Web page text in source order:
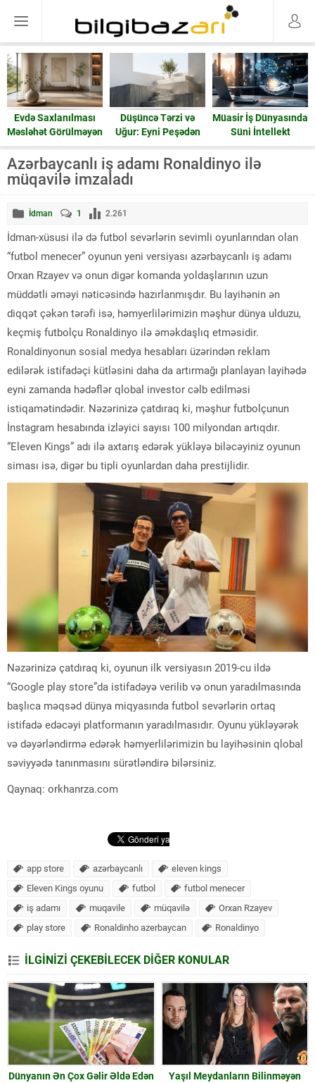
Evdə Saxlanılması
Məsləhət Görülməyən
15 Əşya: Enerji və
Ruzi
Düşüncə Tərzi və
Uğur: Eyni Peşədən
Fərqli Nəticələrə
Gedən Yol
Müasir İş Dünyasında
Süni İntellekt
Azərbaycanlı iş adamı Ronaldinyo ilə
müqavilə imzaladı
İdman 1 2.261
İdman-xüsusi ilə də futbol sevərlərin sevimli oyunlarından olan
“futbol menecer” oyunun yeni versiyası azərbaycanlı iş adamı
Orxan Rzayev və onun digər komanda yoldaşlarının uzun
müddətli əməyi nəticəsində hazırlanmışdır. Bu layihənin ən
diqqət çəkən tərəfi isə, həmyerlilərimizin məşhur dünya ulduzu,
keçmiş futbolçu Ronaldinyo ilə əməkdaşlıq etməsidir.
Ronaldinyonun sosial medya hesabları üzərindən reklam
edilərək istifadəçi kütləsini daha da artırmağı planlayan layihədə
eyni zamanda hədəflər qlobal investor cəlb edilməsi
istiqamətindədir. Nəzərinizə çatdıraq ki, məşhur futbolçunun
İnstagram hesabında izləyici sayısı 100 milyondan artıqdır.
“Eleven Kings” adı ilə axtarış edərək yükləyə biləcəyiniz oyunun
siması isə, digər bu tipli oyunlardan daha prestijlidir.
Nəzərinizə çatdıraq ki, oyunun ilk versiyasın 2019-cu ildə
“Google play store”da istifadəyə verilib və onun yaradılmasında
başlıca məqsəd dünya miqyasında futbol sevərlərin ortaq
istifadə edəcəyi platformanın yaradılmasıdır. Oyunu yükləyərək
və dəyərləndirmə edərək həmyerlilərimizin bu layihəsinin qlobal
səviyyədə tanınmasını sürətləndirə bilərsiniz.
Qaynaq: orkhanrza.com
app store azərbaycanlı
eleven kings
Eleven Kings oyunu
futbol
futbol menecer
iş adamı
muqavile müqavilə
Orxan Rzayev
play store
Ronaldinho azerbaycan Ronaldinyo
İLGİNİZİ ÇEKEBİLECEK DİĞER KONULAR
Dünyanın Ən Çox Gəlir Əldə Edən
Yaşıl Meydanların Bilinməyən